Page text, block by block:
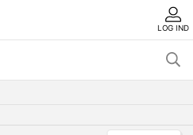
LOG IND